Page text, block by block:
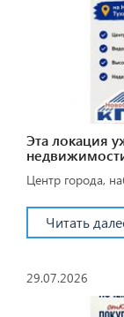
Эта локация
Центр города,
Читать
29.07.2026